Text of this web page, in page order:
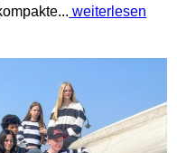
weiterlesen